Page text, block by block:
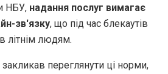
НБУ, надання послуг вимагає
зв'язку, що під час блекаутів
літнім людям.
переглянути ці норми,